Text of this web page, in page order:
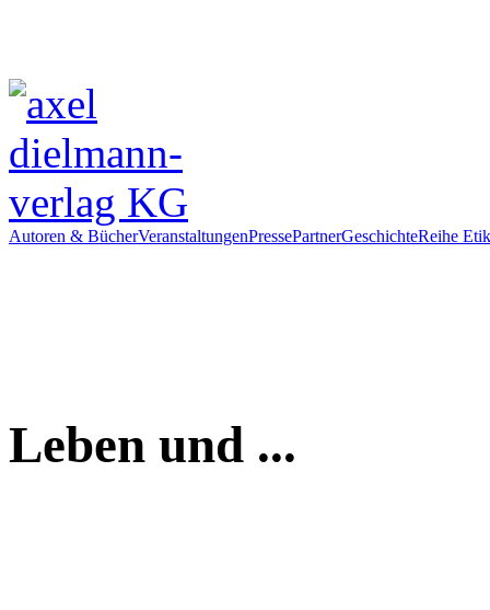
Autoren & BücherVeranstaltungenPressePartnerGeschichteReihe
Leben und ...